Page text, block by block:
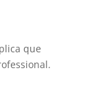
que